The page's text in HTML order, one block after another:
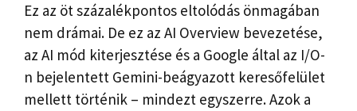
Ez az öt százalékpontos eltolódás önmagában
nem drámai. De ez az AI Overview bevezetése,
az AI mód kiterjesztése és a Google által az I/O-
n bejelentett Gemini-beágyazott keresőfelület
mellett történik – mindezt egyszerre. Azok a